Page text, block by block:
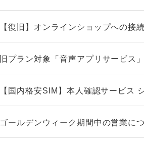
【復旧】オンラインショップへの接
旧プラン対象「音声アプリサービス
【国内格安SIM】本人確認サービス
ゴールデンウィーク期間中の営業に